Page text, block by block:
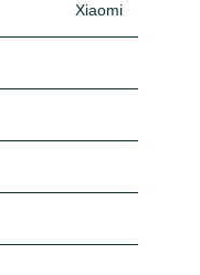
Xiaomi